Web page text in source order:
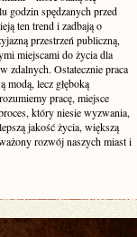
godzin spędzanych przed
ten trend i zadbają o
przestrzeń publiczną,
miejscami do życia dla
zdalnych. Ostatecznie praca
modą, lecz głęboką
pracę, miejsce
który niesie wyzwania,
jakość życia, większą
rozwój naszych miast i